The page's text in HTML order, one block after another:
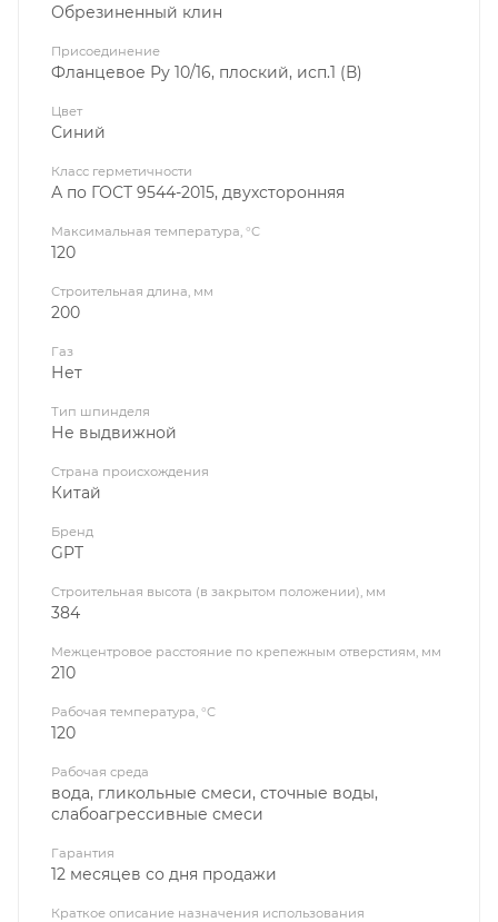
Обрезиненный клин
Присоединение
Фланцевое Ру 10/16, плоский, исп.1 (В)
Цвет
Синий
Класс герметичности
А по ГОСТ 9544-2015, двухсторонняя
Максимальная температура, °C
120
Строительная длина, мм
200
Газ
Нет
Тип шпинделя
Не выдвижной
Страна происхождения
Китай
Бренд
GPT
Строительная высота (в закрытом положении), мм
384
Межцентровое расстояние по крепежным отверстиям, мм
210
Рабочая температура, °C
120
Рабочая среда
вода, гликольные смеси, сточные воды,
слабоагрессивные смеси
Гарантия
12 месяцев со дня продажи
Краткое описание назначения использования